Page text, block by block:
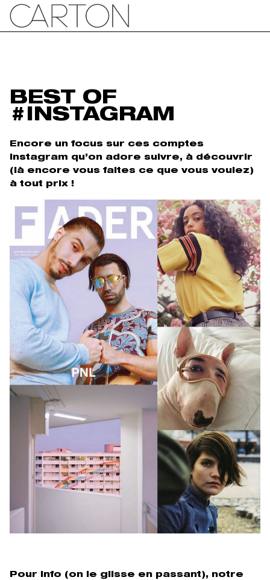
BEST OF
#INSTAGRAM
Encore un focus sur ces comptes
instagram qu’on adore suivre, à découvrir
(là encore vous faites ce que vous voulez)
à tout prix !
Pour info (on le glisse en passant), notre